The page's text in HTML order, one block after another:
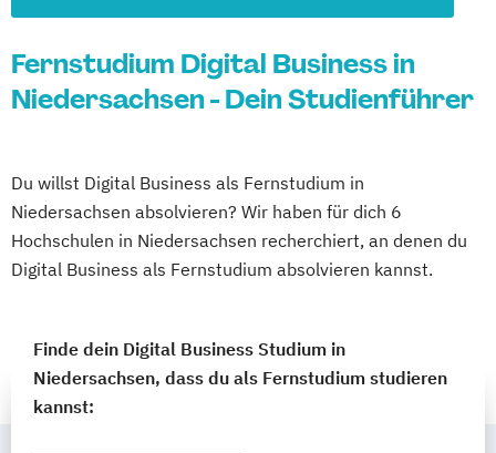
Fernstudium Digital Business in
Niedersachsen - Dein Studienführer
Du willst Digital Business als Fernstudium in
Niedersachsen absolvieren? Wir haben für dich 6
Hochschulen in Niedersachsen recherchiert, an denen du
Digital Business als Fernstudium absolvieren kannst.
Finde dein Digital Business Studium in
Niedersachsen, dass du als Fernstudium studieren
kannst: